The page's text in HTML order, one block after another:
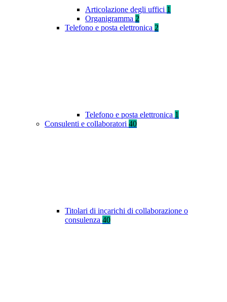
Articolazione degli uffici 1
Organigramma 2
Telefono e posta elettronica 2
Telefono e posta elettronica 1
Consulenti e collaboratori 40
Titolari di incarichi di collaborazione o
consulenza 40